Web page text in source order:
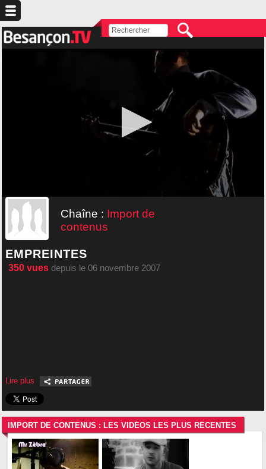
Chaîne : Import de
contenus
EMPREINTES
350 vues depuis le 06 novembre 2007
Lire plus
IMPORT DE CONTENUS : LES VIDÉOS LES PLUS RÉCENTES